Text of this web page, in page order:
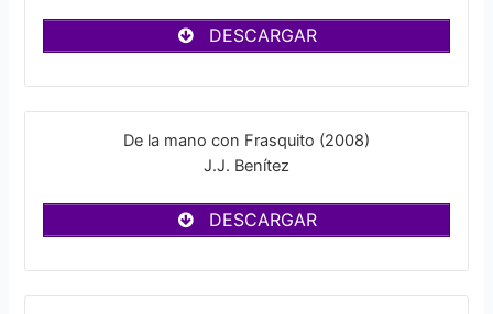
DESCARGAR
De la mano con Frasquito (2008)
J.J. Benítez
DESCARGAR